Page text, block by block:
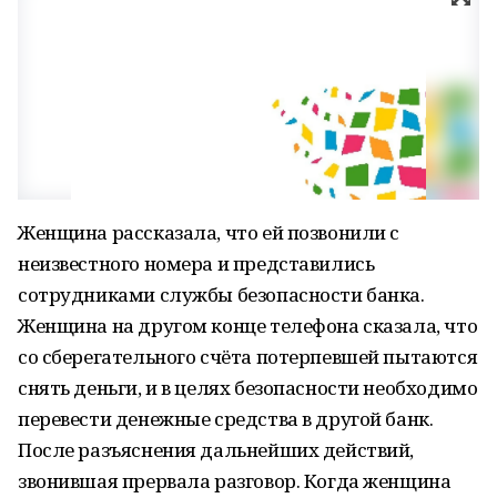
Женщина рассказала, что ей позвонили с
неизвестного номера и представились
сотрудниками службы безопасности банка.
Женщина на другом конце телефона сказала, что
со сберегательного счёта потерпевшей пытаются
снять деньги, и в целях безопасности необходимо
перевести денежные средства в другой банк.
После разъяснения дальнейших действий,
звонившая прервала разговор. Когда женщина